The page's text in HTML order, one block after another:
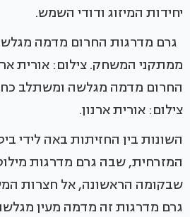
יחידות המיזוג ודודי השמש.
גרם מדרגות החרום מדמה
ממתקני המשחק. צילום: אורית
החרום מדמה מגלשה ומשתלב
צילום: אורית ארנון.
השונות בין החזיתות באה לידי
המזרחית, שבה גרם מדרגות
שבקומה הראשונה, אל חצרות
גרם מדרגות זה מדמה מעין